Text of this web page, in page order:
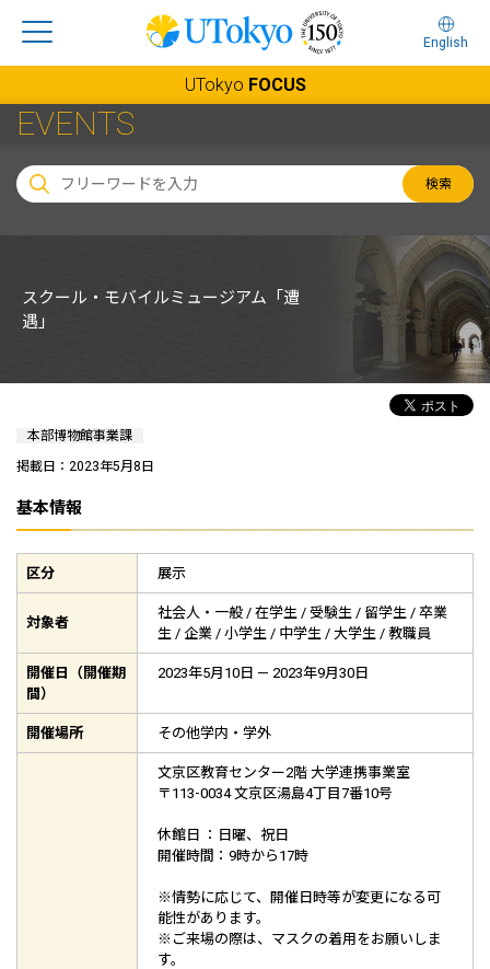
English
UTokyo FOCUS
EVENTS
検索
スクール・モバイルミュージアム「遭
遇」
本部博物館事業課
掲載日：2023年5月8日
基本情報
区分 展示
対象者
社会人・一般 / 在学生 / 受験生 / 留学生 / 卒業
生 / 企業 / 小学生 / 中学生 / 大学生 / 教職員
開催日（開催期
間）
2023年5月10日 — 2023年9月30日
開催場所 その他学内・学外
文京区教育センター2階 大学連携事業室
〒113-0034 文京区湯島4丁目7番10号
休館日 ：日曜、祝日
開催時間：9時から17時
※情勢に応じて、開催日時等が変更になる可
能性があります。
※ご来場の際は、マスクの着用をお願いしま
す。